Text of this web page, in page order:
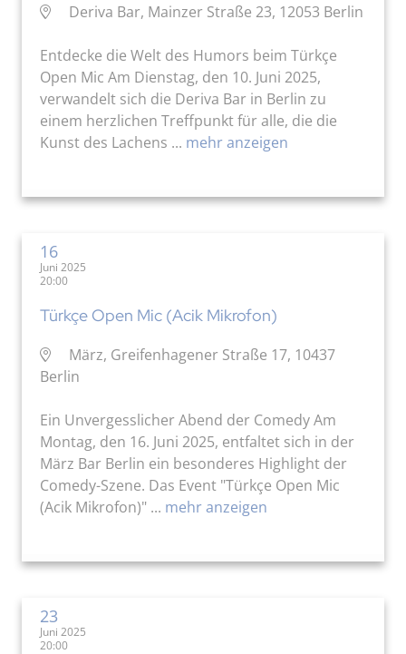
Deriva Bar, Mainzer Straße 23, 12053 Berlin
Entdecke die Welt des Humors beim Türkçe
Open Mic Am Dienstag, den 10. Juni 2025,
verwandelt sich die Deriva Bar in Berlin zu
einem herzlichen Treffpunkt für alle, die die
Kunst des Lachens ... mehr anzeigen
16
Juni 2025
20:00
Türkçe Open Mic (Acik Mikrofon)
März, Greifenhagener Straße 17, 10437
Berlin
Ein Unvergesslicher Abend der Comedy Am
Montag, den 16. Juni 2025, entfaltet sich in der
März Bar Berlin ein besonderes Highlight der
Comedy-Szene. Das Event "Türkçe Open Mic
(Acik Mikrofon)" ... mehr anzeigen
23
Juni 2025
20:00